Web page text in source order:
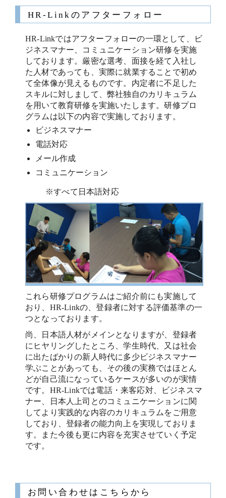
HR-Linkのアフターフォロー
HR-Linkではアフターフォローの一環として、ビ
ジネスマナー、コミュニケーション研修を実施
しております。厳密な選考、面接を経て入社し
た人材であっても、実際に就業することで初め
て全体像が見えるものです。内定者に不足した
スキルに対しまして、弊社独自のカリキュラム
を用いて教育研修を実施いたします。研修プロ
グラムは以下の内容で実施しております。
ビジネスマナー
電話対応
メール作成
コミュニケーション
※すべて日本語対応
これら研修プログラムはご紹介前にも実施して
おり、HR-Linkの、登録者に対する評価基準の一
つとなっております。
尚、日本語人材がメインとなりますが、登録者
にヒヤリングしたところ、学生時代、又は社会
に出たばかりの新人時代に多少ビジネスマナー
学ぶことがあっても、その後の実務ではほとん
どが自己流になっているケースが多いのが実情
です。HR-Linkでは電話・来客応対、ビジネスマ
ナー、日本人上司とのコミュニケーションに関
してより実践的な内容のカリキュラムをご用意
しており、登録者の能力向上を実現しておりま
す。また今後も更に内容を充実させていく予定
です。
お問い合わせはこちらから